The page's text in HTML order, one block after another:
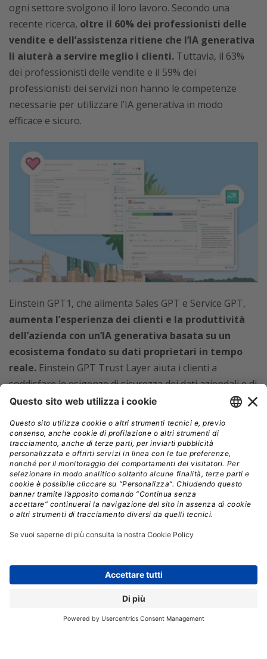
ogni settore svolgono il loro lavoro. Secondo una
recente ricerca, oltre il 60% dei professionisti delle
vendite e dell’assistenza ritiene che l’IA generativa
li aiuterà a servire meglio i clienti. Tuttavia, il 63%
dei professionisti delle vendite e il 59% dei
professionisti dei servizi non hanno le competenze
necessarie per utilizzare l’IA generativa in modo
efficace e sicuro.
Einstein GPT1, che alimenta Sales GPT e Service GPT,
aumenta l’esperienza dei clienti e la produttività
dell’azienda con un’IA generativa basata su un
ecosistema fondato su dati proprietari in tempo
reale. Einstein GPT Trust Layer aiuta i clienti a
soddisfare le esigenze di sicurezza dei dati aziendali e di
conformità, impedendo ai modelli linguistici di grandi
per contribuire a mantenere i controlli sulla
governance dei dati.
Sales GPToffrirà IA generativa per aiutare i venditori a
trasformare il proprio modo di lavorare e vendere in
modo più rapido, smart ed efficiente.
Sales Emailspermetterà di generare
dati per ogni interazione con i clienti, semplificando
l’elaborazione delle vendite e facendo risparmiare
tempo prezioso ai rappresentanti.
Call Summariespermetterà ai rappresentanti